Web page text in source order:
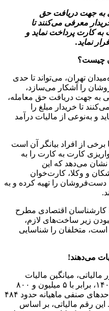
به جهت دریافت حق
معرفی می‌کنند تا
کارت پرداخت نماید و
نماید.
چیست؟
تهران، می‌تواند تا حدی
را آشکار می‌سازد،
به جهت دریافت حق معامله،
تا خریدار مبلغ را
و به‌نوعی از مالیات درآمد
از افراد بیانگر آن است
کارت به کارت را به
نشان می‌دهد که این
و وکلا، کارت‌خوان
را تهیه کرده و به
کارشناسان اقتصادی مطرح
زیر ساخت‌های لازم،
است، متخلفان را شناسایی
میانگین مالیات
ابرازی اصناف برای عملکرد سال ۱۴۰۱، برابر با ۵ میلیون و ۸۰۰
هزار تومان بوده است، به عبارتی واحدهای صنفی ماهیانه حدود ۴۸۴
رقم مالیاتی، بر اساس